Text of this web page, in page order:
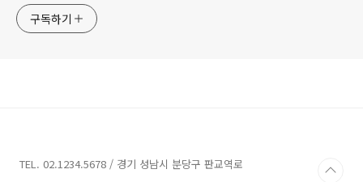
구독하기
TEL. 02.1234.5678 / 경기 성남시 분당구 판교역로